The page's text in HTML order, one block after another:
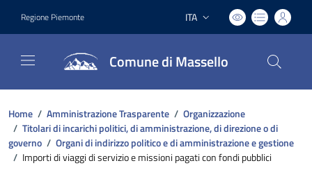
Regione Piemonte Lingua attiva:
ITA
Comune di Massello
Home / Amministrazione Trasparente / Organizzazione
/ Titolari di incarichi politici, di amministrazione, di direzione o di
governo / Organi di indirizzo politico e di amministrazione e gestione
/ Importi di viaggi di servizio e missioni pagati con fondi pubblici